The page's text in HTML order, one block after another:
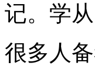
记。学
很多人